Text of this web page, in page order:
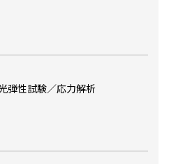
弾性試験／応力解析